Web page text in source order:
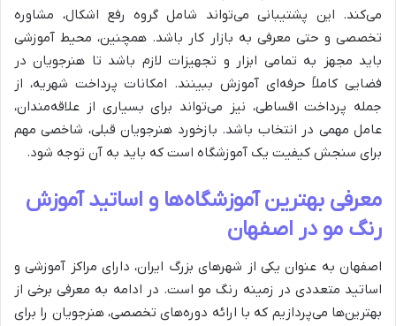
می‌کند. این پشتیبانی می‌تواند شامل گروه رفع اشکال، مشاوره
تخصصی و حتی معرفی به بازار کار باشد. همچنین، محیط آموزشی
باید مجهز به تمامی ابزار و تجهیزات لازم باشد تا هنرجویان در
فضایی کاملاً حرفه‌ای آموزش ببینند. امکانات پرداخت شهریه، از
جمله پرداخت اقساطی، نیز می‌تواند برای بسیاری از علاقه‌مندان،
عامل مهمی در انتخاب باشد. بازخورد هنرجویان قبلی، شاخصی مهم
برای سنجش کیفیت یک آموزشگاه است که باید به آن توجه شود.
معرفی بهترین آموزشگاه‌ها و اساتید آموزش
رنگ مو در اصفهان
اصفهان به عنوان یکی از شهرهای بزرگ ایران، دارای مراکز آموزشی و
اساتید متعددی در زمینه رنگ مو است. در ادامه به معرفی برخی از
بهترین‌ها می‌پردازیم که با ارائه دوره‌های تخصصی، هنرجویان را برای